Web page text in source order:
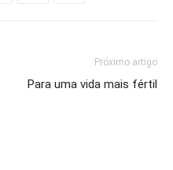
Próximo artigo
Para uma vida mais fértil